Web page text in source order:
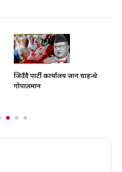
जिउँदै पार्टी कार्यालय जान चाहन्थे
गोपालमान